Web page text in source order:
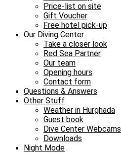
Price-list on site
Gift Voucher
Free hotel pick-up
Our Diving Center
Take a closer look
Red Sea Partner
Our team
Opening hours
Contact form
Questions & Answers
Other Stuff
Weather in Hurghada
Guest book
Dive Center Webcams
Downloads
Night Mode